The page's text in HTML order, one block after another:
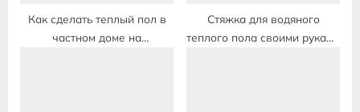
Как сделать теплый пол в
частном доме на
Стяжка для водяного
теплого пола своими руками